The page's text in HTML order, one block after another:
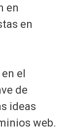
en
en
el
de
ideas
web.